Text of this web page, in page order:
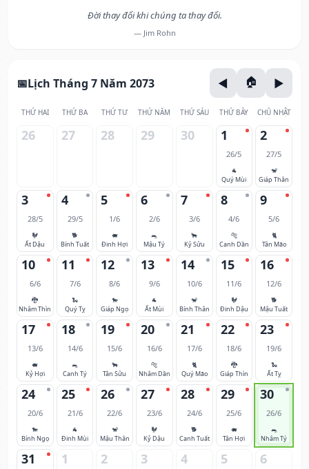
Đời thay đổi khi chúng ta thay đổi.
— Jim Rohn
Lịch Tháng 7 Năm 2073
THỨ HAI THỨ BA THỨ TƯ THỨ NĂM THỨ SÁU THỨ BẢY CHỦ NHẬT
26 27 28 29 30 1
26/5
🐐
Quý Mùi
2
27/5
🐒
Giáp Thân
3
28/5
🐓
Ất Dậu
4
29/5
🐕
Bính Tuất
5
1/6
🐖
Đinh Hợi
6
2/6
🐀
Mậu Tý
7
3/6
🐂
Kỷ Sửu
8
4/6
🐅
Canh Dần
9
5/6
🐈
Tân Mão
10
6/6
🐉
Nhâm Thìn
11
7/6
🐍
Quý Tỵ
12
8/6
🐎
Giáp Ngọ
13
9/6
🐐
Ất Mùi
14
10/6
🐒
Bính Thân
15
11/6
🐓
Đinh Dậu
16
12/6
🐕
Mậu Tuất
17
13/6
🐖
Kỷ Hợi
18
14/6
🐀
Canh Tý
19
15/6
🐂
Tân Sửu
20
16/6
🐅
Nhâm Dần
21
17/6
🐈
Quý Mão
22
18/6
🐉
Giáp Thìn
23
19/6
🐍
Ất Tỵ
24
20/6
🐎
Bính Ngọ
25
21/6
🐐
Đinh Mùi
26
22/6
🐒
Mậu Thân
27
23/6
🐓
Kỷ Dậu
28
24/6
🐕
Canh Tuất
29
25/6
🐖
Tân Hợi
30
26/6
🐀
Nhâm Tý
31 1 2 3 4 5 6